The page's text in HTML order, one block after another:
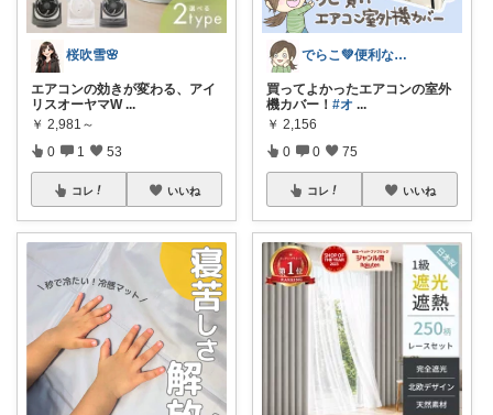
桜吹雪🌸
エアコンの効きが変わる、アイ
リスオーヤマW ...
￥ 2,981～
0 1 53
コレ いいね
でらこ💚便利な生活雑貨とママアイテム☺
買ってよかったエアコンの室外
機カバー！ #オ ...
￥ 2,156
0 0 75
コレ いいね